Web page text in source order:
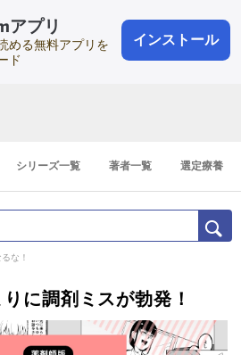
アプリ
める無料アプリを
ド
インストール
会員登録
登録1分
シリーズ一覧 著者一覧 選定療養
な！
に調剤ミスが勃発！